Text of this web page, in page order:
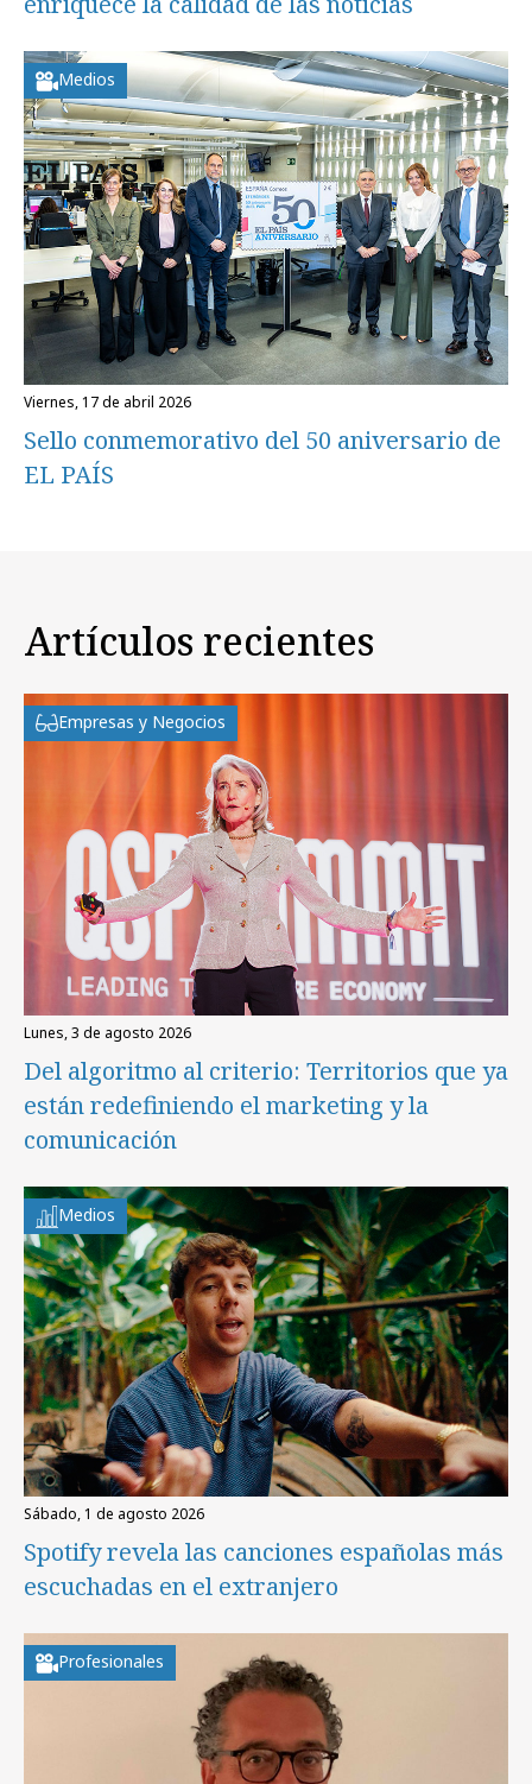
Medios
viernes, 17 de abril 2026
Sello conmemorativo del 50 aniversario de
EL PAÍS
Artículos recientes
Empresas y Negocios
lunes, 3 de agosto 2026
Del algoritmo al criterio: Territorios que ya
están redefiniendo el marketing y la
comunicación
Medios
sábado, 1 de agosto 2026
Spotify revela las canciones españolas más
escuchadas en el extranjero
Profesionales